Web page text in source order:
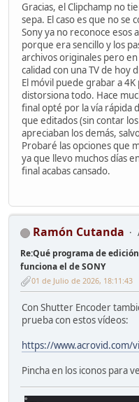
Gracias, el Clipchamp no
sepa. El caso es que no se
Sony ya no reconoce esos
porque era sencillo y los
archivos originales pero
calidad con una TV de hoy
El móvil puede grabar a
distorsiona todo. Hace
final opté por la vía rápida
que editados (sin contar
apreciaban los demás,
Probaré las opciones que
ya que llevo muchos días
final acabas cansado.
Ramón Cutanda
Re:Qué programa de
funciona el de SONY
01 de Julio de 2026, 18:11:43
Con Shutter Encoder
prueba con estos vídeos:
https://www.acrovid.com/
Pincha en los iconos para